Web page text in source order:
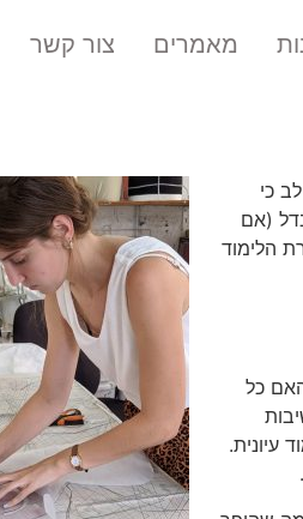
מאמרים צור קשר
כי
(אם
הלימוד
כל
עיונית.